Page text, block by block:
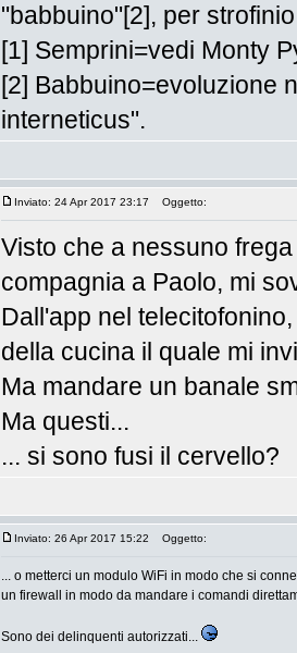
"babbuino"[2], per
[1] Semprini=vedi Monty
[2] Babbuino=evoluzione
interneticus".
Inviato: 24 Apr 2017 23:17 Oggetto:
Visto che a nessuno
compagnia a Paolo, mi
Dall'app nel
della cucina il quale mi
Ma mandare un banale
Ma questi...
... si sono fusi il cervello?
Inviato: 26 Apr 2017 15:22 Oggetto:
... o metterci un modulo WiFi in modo che si
un firewall in modo da mandare i comandi
Sono dei delinquenti autorizzati...